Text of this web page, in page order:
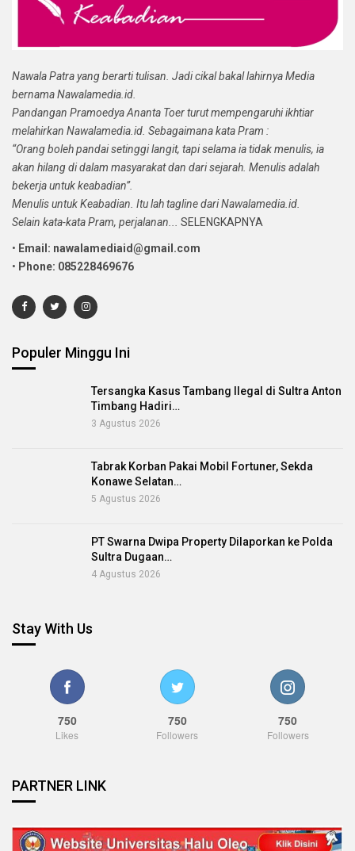
Nawala Patra yang berarti tulisan. Jadi cikal bakal lahirnya Media
bernama Nawalamedia.id.
Pandangan Pramoedya Ananta Toer turut mempengaruhi ikhtiar
melahirkan Nawalamedia.id. Sebagaimana kata Pram :
“Orang boleh pandai setinggi langit, tapi selama ia tidak menulis, ia
akan hilang di dalam masyarakat dan dari sejarah. Menulis adalah
bekerja untuk keabadian”.
Menulis untuk Keabadian. Itu lah tagline dari Nawalamedia.id.
Selain kata-kata Pram, perjalanan... SELENGKAPNYA
• Email: nawalamediaid@gmail.com
• Phone: 085228469676
Populer Minggu Ini
Tersangka Kasus Tambang Ilegal di Sultra Anton
Timbang Hadiri…
3 Agustus 2026
Tabrak Korban Pakai Mobil Fortuner, Sekda
Konawe Selatan…
5 Agustus 2026
PT Swarna Dwipa Property Dilaporkan ke Polda
Sultra Dugaan…
4 Agustus 2026
Stay With Us
750
Likes
750
Followers
750
Followers
PARTNER LINK